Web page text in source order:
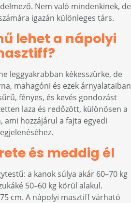
Nem való mindenkinek, de
igazán különleges társ.
lehet a nápolyi
leggyakrabban kékesszürke, de
mahagóni és ezek árnyalataiban
fényes, és kevés gondozást
laza és redőzött, különösen a
ami hozzájárul a fajta egyedi
és meddig él
a kanok súlya akár 60–70 kg
50–60 kg körül alakul.
cm. A nápolyi masztiff várható